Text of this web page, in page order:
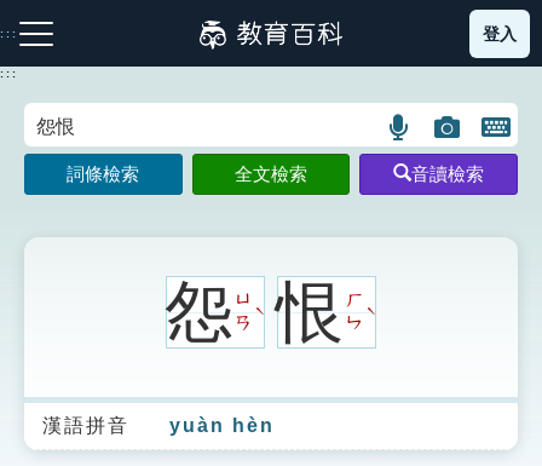
到
主
:::
注音索引圖示 筆畫索引圖示 部首索引表圖示
生字詞彙表
登入
:::
語
言
搜
圖
片
搜
開
鍵
圖
詞條檢索 全文檢索 音讀檢索
怨ㄩ
ㄢ
ˋ 恨ㄏ
ㄣ
ˋ
漢語拼音 yuàn hèn